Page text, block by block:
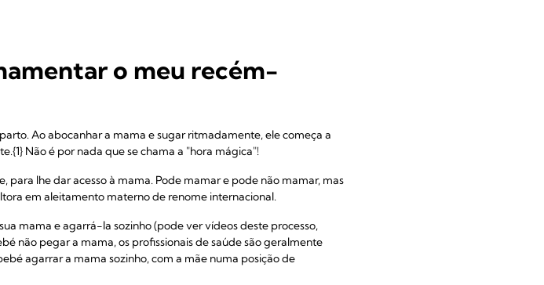
o meu recém-
Ao abocanhar a mama e sugar ritmadamente, ele começa a
Não é por nada que se chama a "hora mágica"!
para lhe dar acesso à mama. Pode mamar e pode não mamar, mas
em aleitamento materno de renome internacional.
mama e agarrá-la sozinho (pode ver vídeos deste processo,
não pegar a mama, os profissionais de saúde são geralmente
agarrar a mama sozinho, com a mãe numa posição de